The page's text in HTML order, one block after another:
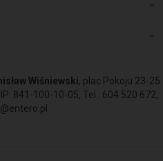
Wiśniewski, plac Pokoju 23-25
841-100-10-05, Tel.: 604 520 672,